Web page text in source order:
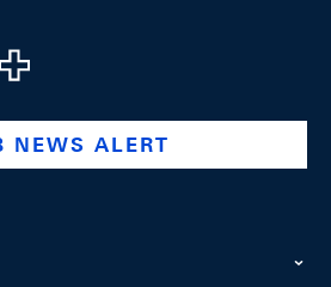
company/swiss-national-
@swissnationalbank
NEWS ALERT